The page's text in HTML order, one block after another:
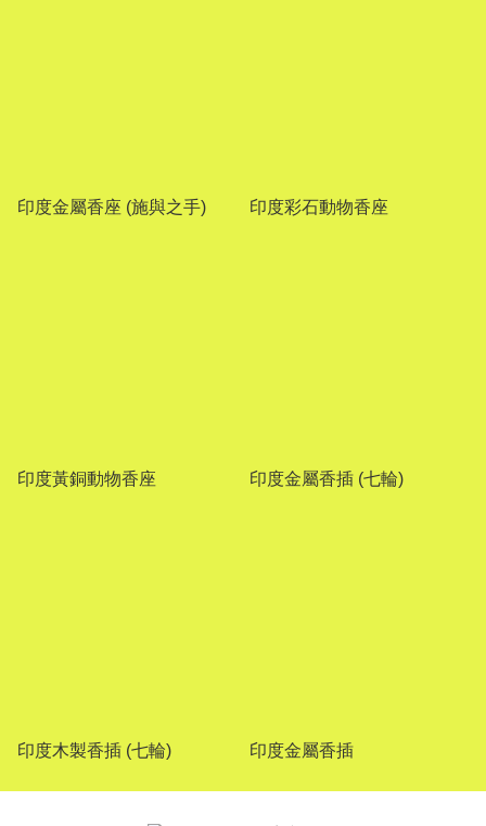
印度金屬香座 (施與之手) 印度彩石動物香座
印度黃銅動物香座 印度金屬香插 (七輪)
印度木製香插 (七輪) 印度金屬香插